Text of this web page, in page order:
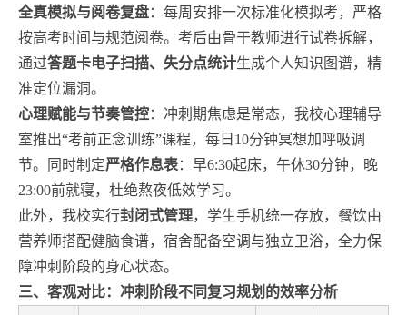
全真模拟与阅卷复盘：每周安排一次标准化模拟考，严格
按高考时间与规范阅卷。考后由骨干教师进行试卷拆解，
通过答题卡电子扫描、失分点统计生成个人知识图谱，精
准定位漏洞。
心理赋能与节奏管控：冲刺期焦虑是常态，我校心理辅导
室推出“考前正念训练”课程，每日10分钟冥想加呼吸调
节。同时制定严格作息表：早6:30起床，午休30分钟，晚
23:00前就寝，杜绝熬夜低效学习。
此外，我校实行封闭式管理，学生手机统一存放，餐饮由
营养师搭配健脑食谱，宿舍配备空调与独立卫浴，全力保
障冲刺阶段的身心状态。
三、客观对比：冲刺阶段不同复习规划的效率分析